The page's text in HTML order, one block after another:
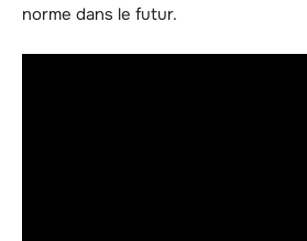
norme dans le futur.